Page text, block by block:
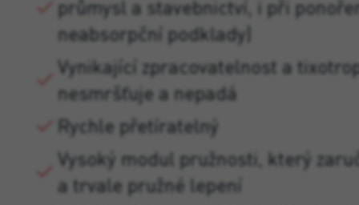
průmysl a stavebnictví, i při
neabsorpční podklady)
Vynikající zpracovatelnost a
nesmršťuje a nepadá
Rychle přetíratelný
Vysoký modul pružnosti, který
a trvale pružné lepení